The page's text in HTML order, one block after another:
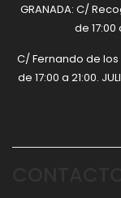
GRANADA: C/
de 17:00
C/ Fernando de los
de 17:00 a 21:00.